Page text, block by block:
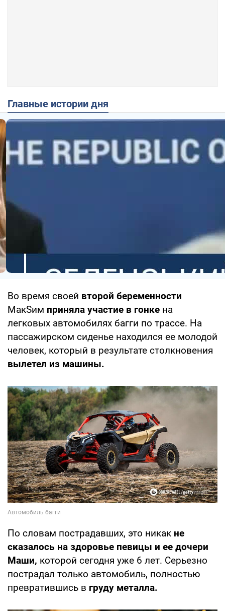
Главные истории дня
Во время своей второй беременности
МакSим приняла участие в гонке на
легковых автомобилях багги по трассе. На
пассажирском сиденье находился ее молодой
человек, который в результате столкновения
вылетел из машины.
По словам пострадавших, это никак не
сказалось на здоровье певицы и ее дочери
Маши, которой сегодня уже 6 лет. Серьезно
пострадал только автомобиль, полностью
превратившись в груду металла.